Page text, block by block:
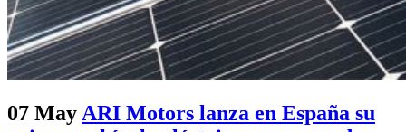
07 May ARI Motors lanza en España su